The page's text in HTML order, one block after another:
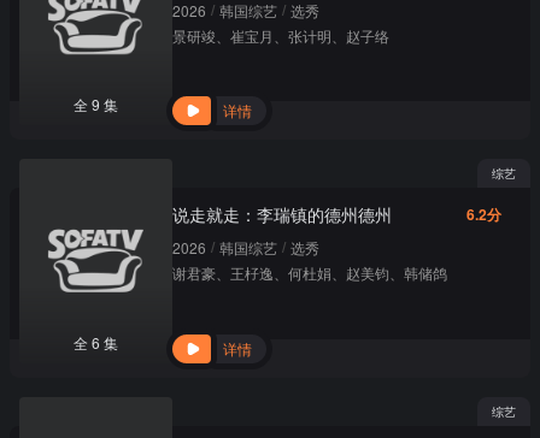
全 9 集
2026 / 韩国综艺 / 选秀
景研竣 、崔宝月 、张计明 赵子络
详情
全 6 集
综艺
说走就走：李瑞镇的德州德州 6.2分
2026 / 韩国综艺 / 选秀
谢君豪
王杍逸 、何杜娟 赵美钧 、韩储鸽
详情
综艺